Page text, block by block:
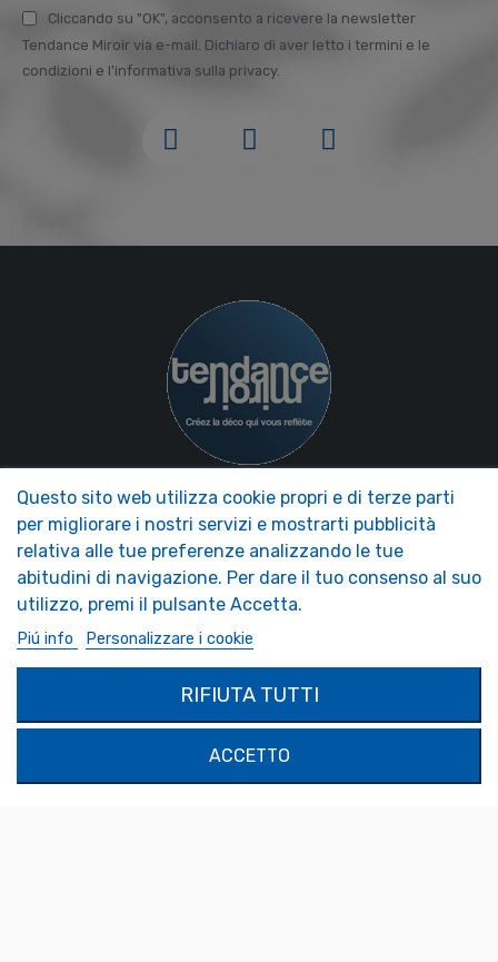
Cliccando su "OK", acconsento a ricevere la newsletter
Tendance Miroir via e-mail. Dichiaro di aver letto i termini e le
condizioni e l'informativa sulla privacy.
NOS MIROIRS
Accessori Specchi
Specchi per camper
Specchi di sicurezza
Specchi decorativi
LA NOSTRA AZIENDA
Trend Presentazione Specchio
FAQ - Foire aux Questions
MON COMPTE
Il mio account
PRODOTTI
Contattaci
1324 Boulevard du Vivarais
Questo sito web utilizza cookie propri e di terze parti
per migliorare i nostri servizi e mostrarti pubblicità
relativa alle tue preferenze analizzando le tue
abitudini di navigazione. Per dare il tuo consenso al suo
utilizzo, premi il pulsante Accetta.
Piú info Personalizzare i cookie
RIFIUTA TUTTI
ACCETTO